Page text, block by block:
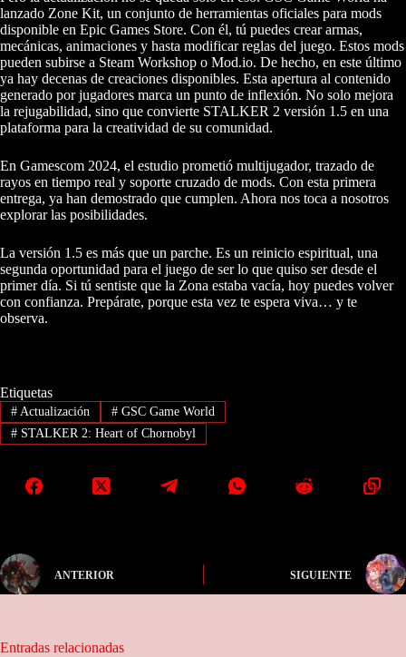
lanzado Zone Kit, un conjunto de herramientas oficiales para mods
disponible en Epic Games Store. Con él, tú puedes crear armas,
mecánicas, animaciones y hasta modificar reglas del juego. Estos mods
pueden subirse a Steam Workshop o Mod.io. De hecho, en este último
ya hay decenas de creaciones disponibles. Esta apertura al contenido
generado por jugadores marca un punto de inflexión. No solo mejora
la rejugabilidad, sino que convierte STALKER 2 versión 1.5 en una
plataforma para la creatividad de su comunidad.
En Gamescom 2024, el estudio prometió multijugador, trazado de
rayos en tiempo real y soporte cruzado de mods. Con esta primera
entrega, ya han demostrado que cumplen. Ahora nos toca a nosotros
explorar las posibilidades.
La versión 1.5 es más que un parche. Es un reinicio espiritual, una
segunda oportunidad para el juego de ser lo que quiso ser desde el
primer día. Si tú sentiste que la Zona estaba vacía, hoy puedes volver
con confianza. Prepárate, porque esta vez te espera viva… y te
observa.
Etiquetas
#Actualización #GSC Game World
#STALKER 2: Heart of Chornobyl
ANTERIOR SIGUIENTE
Entradas relacionadas